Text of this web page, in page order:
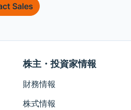
Sales
株主・投資家情報
財務情報
株式情報